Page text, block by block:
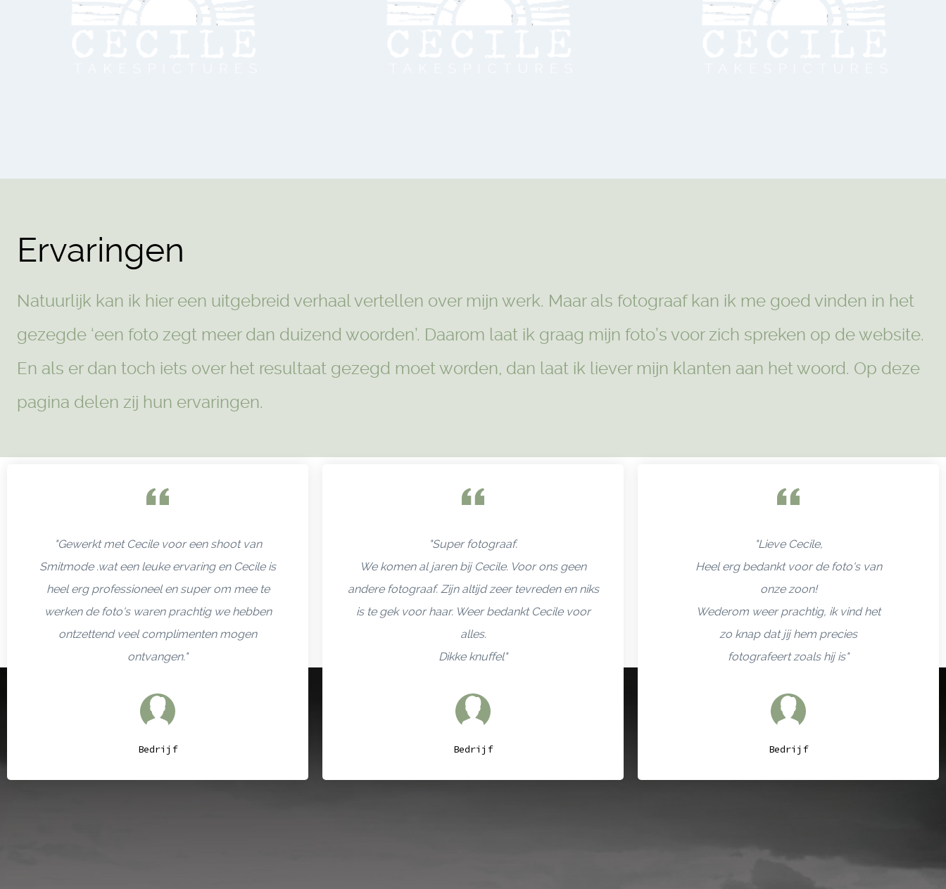
Ervaringen
Natuurlijk kan ik hier een uitgebreid verhaal vertellen over mijn werk. Maar als fotograaf kan ik me goed vinden in het
gezegde ‘een foto zegt meer dan duizend woorden’. Daarom laat ik graag mijn foto’s voor zich spreken op de website.
En als er dan toch iets over het resultaat gezegd moet worden, dan laat ik liever mijn klanten aan het woord. Op deze
pagina delen zij hun ervaringen.
"Gewerkt met Cecile voor een shoot van
Smitmode .wat een leuke ervaring en Cecile is
heel erg professioneel en super om mee te
werken de foto's waren prachtig we hebben
ontzettend veel complimenten mogen
ontvangen."
Bedrijf
"Super fotograaf.
We komen al jaren bij Cecile. Voor ons geen
andere fotograaf. Zijn altijd zeer tevreden en niks
is te gek voor haar. Weer bedankt Cecile voor
alles.
Dikke knuffel"
Bedrijf
"Lieve Cecile,
Heel erg bedankt voor de foto's van
onze zoon!
Wederom weer prachtig, ik vind het
zo knap dat jij hem precies
fotografeert zoals hij is"
Bedrijf